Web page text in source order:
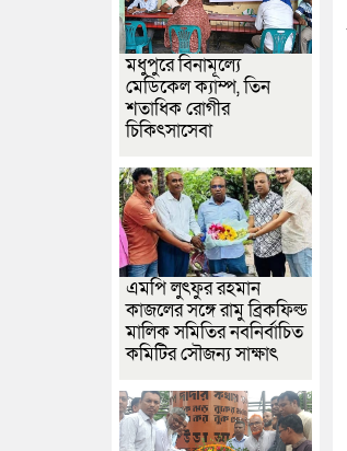
মধুপুরে বিনামূল্যে
মেডিকেল ক্যাম্প, তিন
শতাধিক রোগীর
চিকিৎসাসেবা
এমপি লুৎফুর রহমান
কাজলের সঙ্গে রামু ব্রিকফিল্ড
মালিক সমিতির নবনির্বাচিত
কমিটির সৌজন্য সাক্ষাৎ